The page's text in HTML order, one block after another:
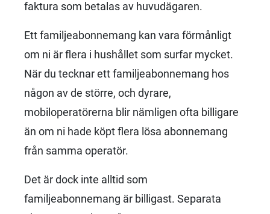
faktura som betalas av huvudägaren.
Ett familjeabonnemang kan vara förmånligt
om ni är flera i hushållet som surfar mycket.
När du tecknar ett familjeabonnemang hos
någon av de större, och dyrare,
mobiloperatörerna blir nämligen ofta billigare
än om ni hade köpt flera lösa abonnemang
från samma operatör.
Det är dock inte alltid som
familjeabonnemang är billigast. Separata